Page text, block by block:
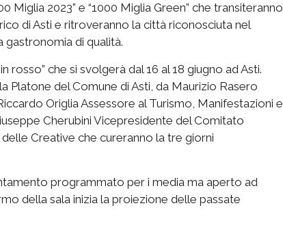
Miglia 2023” e “1000 Miglia Green” che transiteranno
di Asti e ritroveranno la città riconosciuta nel
gastronomia di qualità.
rosso” che si svolgerà dal 16 al 18 giugno ad Asti.
Platone del Comune di Asti, da Maurizio Rasero
OrigliaAssessore al Turismo, Manifestazioni e
Cherubini Vicepresidente del Comitato
delle Creative che cureranno la tre giorni
programmato per i media ma aperto ad
della sala inizia la proiezione delle passate